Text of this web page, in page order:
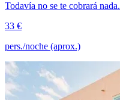
Todavía no se te cobrará nada.
33 €
pers./noche (aprox.)